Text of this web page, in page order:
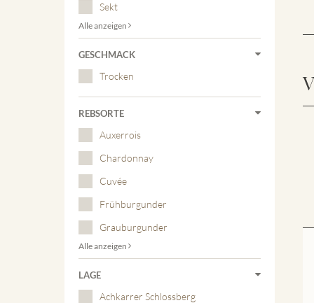
Sekt
Alle anzeigen
GESCHMACK
Trocken
REBSORTE
Auxerrois
Chardonnay
Cuvée
Frühburgunder
Grauburgunder
Alle anzeigen
LAGE
Achkarrer Schlossberg